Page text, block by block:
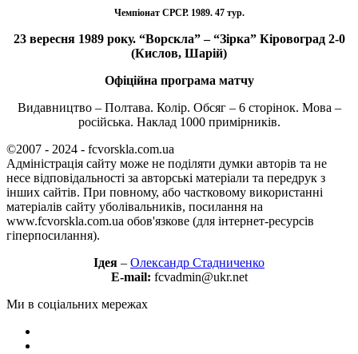
Чемпіонат СРСР. 1989. 47 тур.
23 вересня 1989 року. “Ворскла” – “Зірка” Кіровоград 2-0
(Кислов, Шарій)
Офіційна програма матчу
Видавництво – Полтава. Колір. Обсяг – 6 сторінок. Мова –
російська. Наклад 1000 примірників.
©2007 - 2024 - fcvorskla.com.ua
Адміністрація сайту може не поділяти думки авторів та не
несе відповідальності за авторські матеріали та передрук з
інших сайтів. При повному, або частковому використанні
матеріалів сайту уболівальників, посилання на
www.fcvorskla.com.ua обов'язкове (для інтернет-ресурсів
гіперпосилання).
Ідея – Олександр Стадниченко
E-mail: fcvadmin@ukr.net
Ми в соціальних мережах